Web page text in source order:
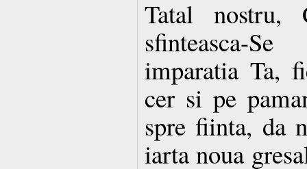
Tatal
sfinteasca-
imparatia Ta,
cer si pe
spre fiinta, da
iarta noua